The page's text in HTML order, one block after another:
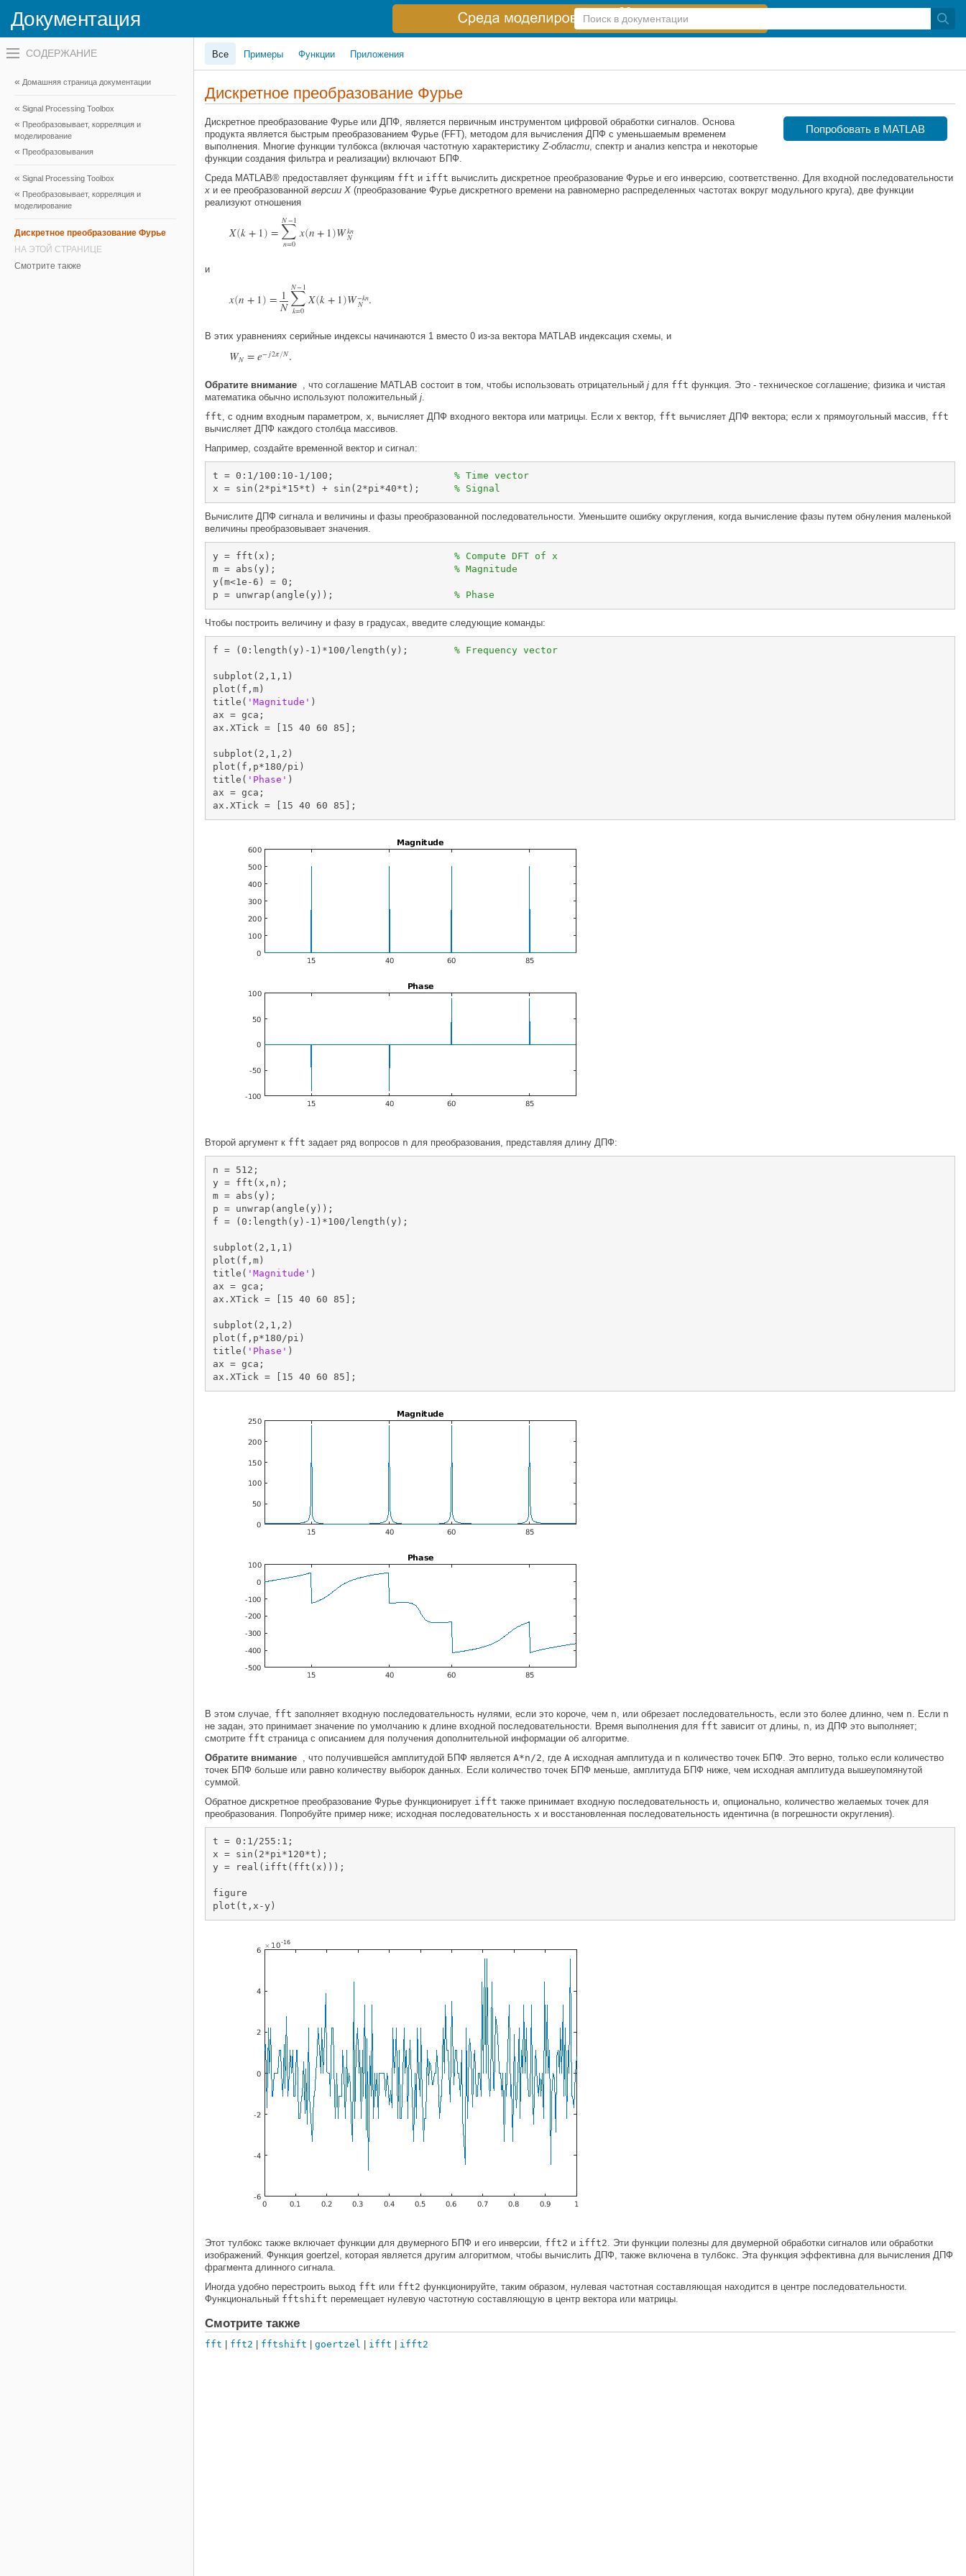
Документация
Справка
по
Переключатель
навигационного
вне
холста
навигационного
меню
вне
холста
Домашняя страница документации
Signal Processing Toolbox
Преобразовывает, корреляция и
моделирование
Преобразовывания
Signal Processing Toolbox
Преобразовывает, корреляция и
моделирование
Дискретное преобразование Фурье
НА ЭТОЙ СТРАНИЦЕ
Смотрите также
Все Примеры Функции Приложения
Дискретное преобразование Фурье
Попробовать в MATLAB
Дискретное преобразование Фурье или ДПФ, является первичным инструментом цифровой обработки сигналов. Основа
продукта является быстрым преобразованием Фурье (FFT), методом для вычисления ДПФ с уменьшаемым временем
выполнения. Многие функции тулбокса (включая частотную характеристикуZ-области, спектр и анализ кепстра и некоторые
функции создания фильтра и реализации) включают БПФ.
Среда MATLAB® предоставляет функциям fft и ifft вычислить дискретное преобразование Фурье и его инверсию, соответственно. Для входной последовательности
x и ее преобразованной версии X (преобразование Фурье дискретного времени на равномерно распределенных частотах вокруг модульного круга), две функции
реализуют отношения
X(k+ 1) =
N−1

n=0
x(n+ 1)Wkn
N
и
x(n + 1) = 1
N
N−1

k=0
X(k+ 1)W−kn
N .
В этих уравнениях серийные индексы начинаются 1 вместо 0 из-за вектора MATLAB индексация схемы, и
WN =e−j2π/N.
Обратите внимание , что соглашение MATLAB состоит в том, чтобы использовать отрицательный j для fft функция. Это - техническое соглашение; физика и чистая
математика обычно используют положительный j.
fft, с одним входным параметром, x, вычисляет ДПФ входного вектора или матрицы. Если x вектор, fft вычисляет ДПФ вектора; если x прямоугольный массив, fft
вычисляет ДПФ каждого столбца массивов.
Например, создайте временной вектор и сигнал:
t = 0:1/100:10-1/100; % Time vector
x = sin(2*pi*15*t) + sin(2*pi*40*t); % Signal
Вычислите ДПФ сигнала и величины и фазы преобразованной последовательности. Уменьшите ошибку округления, когда вычисление фазы путем обнуления маленькой
величины преобразовывает значения.
y = fft(x); % Compute DFT of x
m = abs(y); % Magnitude
y(m<1e-6) = 0;
p = unwrap(angle(y)); % Phase
Чтобы построить величину и фазу в градусах, введите следующие команды:
f = (0:length(y)-1)*100/length(y); % Frequency vector
subplot(2,1,1)
plot(f,m)
title( 'Magnitude' )
ax = gca;
ax.XTick = [15 40 60 85];
subplot(2,1,2)
plot(f,p*180/pi)
title( 'Phase' )
ax = gca;
ax.XTick = [15 40 60 85];
Второй аргумент к fft задает ряд вопросов n для преобразования, представляя длину ДПФ:
n = 512;
y = fft(x,n);
m = abs(y);
p = unwrap(angle(y));
f = (0:length(y)-1)*100/length(y);
subplot(2,1,1)
plot(f,m)
title( 'Magnitude' )
ax = gca;
ax.XTick = [15 40 60 85];
subplot(2,1,2)
plot(f,p*180/pi)
title( 'Phase' )
ax = gca;
ax.XTick = [15 40 60 85];
В этом случае, fft заполняет входную последовательность нулями, если это короче, чем n, или обрезает последовательность, если это более длинно, чем n. Если n
не задан, это принимает значение по умолчанию к длине входной последовательности. Время выполнения для fft зависит от длины, n, из ДПФ это выполняет;
смотрите fft страница с описанием для получения дополнительной информации об алгоритме.
Обратите внимание , что получившейся амплитудой БПФ является A*n/2, где A исходная амплитуда и n количество точек БПФ. Это верно, только если количество
точек БПФ больше или равно количеству выборок данных. Если количество точек БПФ меньше, амплитуда БПФ ниже, чем исходная амплитуда вышеупомянутой
суммой.
Обратное дискретное преобразование Фурье функционирует ifft также принимает входную последовательность и, опционально, количество желаемых точек для
преобразования. Попробуйте пример ниже; исходная последовательность x и восстановленная последовательность идентична (в погрешности округления).
t = 0:1/255:1;
x = sin(2*pi*120*t);
y = real(ifft(fft(x)));
figure
plot(t,x-y)
Этот тулбокс также включает функции для двумерного БПФ и его инверсии, fft2 и ifft2. Эти функции полезны для двумерной обработки сигналов или обработки
изображений. Функция goertzel, которая является другим алгоритмом, чтобы вычислить ДПФ, также включена в тулбокс. Эта функция эффективна для вычисления ДПФ
фрагмента длинного сигнала.
Иногда удобно перестроить выход fft или fft2 функционируйте, таким образом, нулевая частотная составляющая находится в центре последовательности.
Функциональный fftshift перемещает нулевую частотную составляющую в центр вектора или матрицы.
Смотрите также
fft fft2 fftshift goertzel ifft ifft2